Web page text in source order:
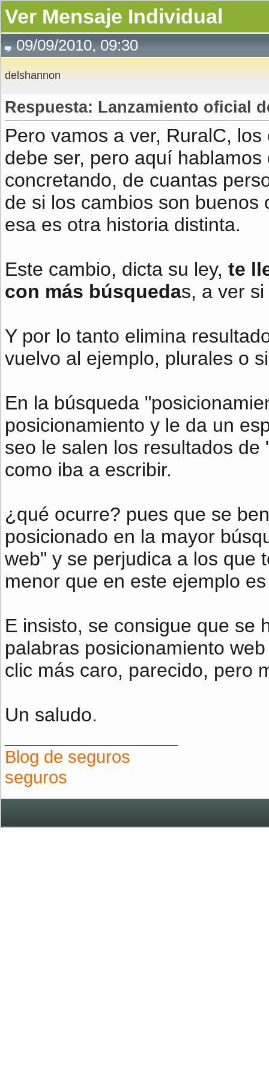
Ver Mensaje Individual
09/09/2010, 09:30
delshannon
Respuesta: Lanzamiento oficial
Pero vamos a ver, RuralC,
debe ser, pero aquí
concretando, de cuantas
de si los cambios son
esa es otra historia distinta.
Este cambio, dicta su ley, te
con más búsquedas, a ver
Y por lo tanto elimina
vuelvo al ejemplo, plurales o
En la búsqueda
posicionamiento y le da un
seo le salen los resultados
como iba a escribir.
¿qué ocurre? pues que se
posicionado en la mayor
web" y se perjudica a los que
menor que en este ejemplo
E insisto, se consigue que se
palabras posicionamiento
clic más caro, parecido, pero
Un saludo.
Blog de seguros
seguros